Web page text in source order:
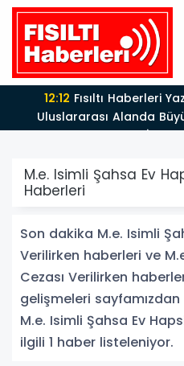
12:12
Uluslararası Alanda
Kalam İlham
M.e. Isimli Şahsa Ev
Haberleri
Son dakika M.e. Isimli
Verilirken haberleri ve
Cezası Verilirken
gelişmeleri
M.e. Isimli Şahsa Ev
ilgili 1 haber listeleniyor.